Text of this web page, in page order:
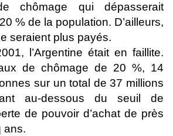
chômage qui dépasserait
% de la population. D’ailleurs,
seraient plus payés.
l’Argentine était en faillite.
de chômage de 20 %, 14
sur un total de 37 millions
au-dessous du seuil de
de pouvoir d’achat de près
ans.